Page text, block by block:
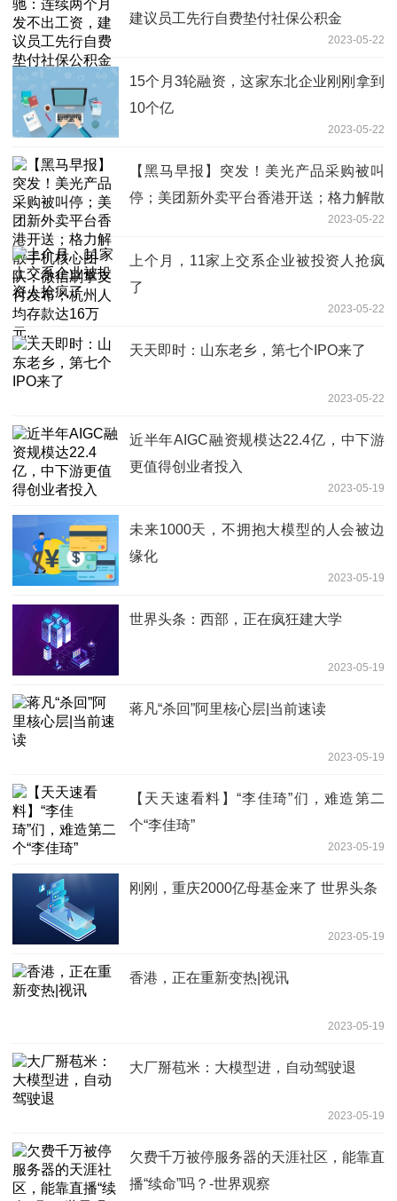
建议员工先行自费垫付社保公积金
2023-05-22
15个月3轮融资，这家东北企业刚刚拿到
10个亿
2023-05-22
【黑马早报】突发！美光产品采购被叫
停；美团新外卖平台香港开送；格力解散
手机核心团队；微信刷掌支付发布；杭州
人均存款达16万元...
2023-05-22
上个月，11家上交系企业被投资人抢疯
了
2023-05-22
天天即时：山东老乡，第七个IPO来了
2023-05-22
近半年AIGC融资规模达22.4亿，中下游
更值得创业者投入
2023-05-19
未来1000天，不拥抱大模型的人会被边
缘化
2023-05-19
世界头条：西部，正在疯狂建大学
2023-05-19
蒋凡“杀回”阿里核心层|当前速读
2023-05-19
【天天速看料】“李佳琦”们，难造第二
个“李佳琦”
2023-05-19
刚刚，重庆2000亿母基金来了 世界头条
2023-05-19
香港，正在重新变热|视讯
2023-05-19
大厂掰苞米：大模型进，自动驾驶退
2023-05-19
欠费千万被停服务器的天涯社区，能靠直
播“续命”吗？-世界观察